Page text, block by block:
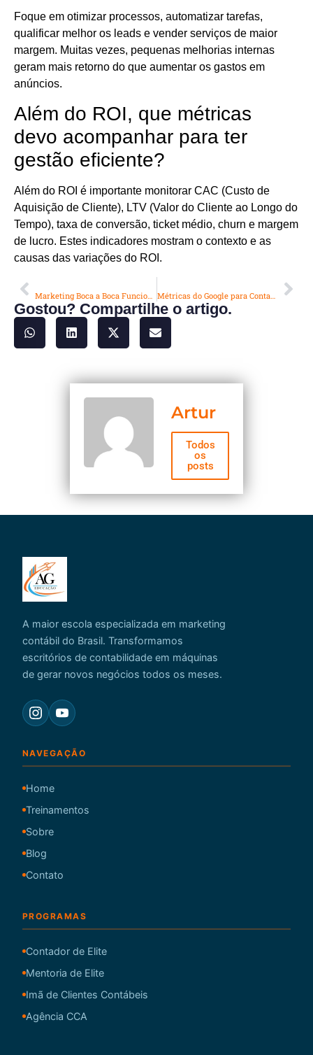
Foque em otimizar processos, automatizar tarefas,
qualificar melhor os leads e vender serviços de maior
margem. Muitas vezes, pequenas melhorias internas
geram mais retorno do que aumentar os gastos em
anúncios.
Além do ROI, que métricas
devo acompanhar para ter
gestão eficiente?
Além do ROI é importante monitorar CAC (Custo de
Aquisição de Cliente), LTV (Valor do Cliente ao Longo do
Tempo), taxa de conversão, ticket médio, churn e margem
de lucro. Estes indicadores mostram o contexto e as
causas das variações do ROI.
Marketing Boca a Boca Funciona para Contabilidade? Descubra o Segredo do Crescimento Orgânico Métricas do Google para Contabilidade: O Guia Prático Para Dobrar Resultados Online
Gostou? Compartilhe o artigo.
Artur
Todos
os
posts
A maior escola especializada em marketing
contábil do Brasil. Transformamos
escritórios de contabilidade em máquinas
de gerar novos negócios todos os meses.
NAVEGAÇÃO
Home
Treinamentos
Sobre
Blog
Contato
PROGRAMAS
Contador de Elite
Mentoria de Elite
Imã de Clientes Contábeis
Agência CCA